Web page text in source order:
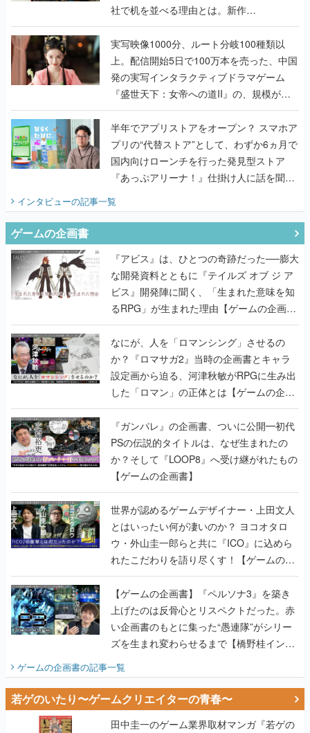
社で机を並べる理由とは。新作
『TATSUJIN EXTREME』で初タッグを組
んだレジェンド2人に訊く開発秘話
実写映像1000分、ルート分岐100種類以
上。配信開始5日で100万本を売った、中国
発の実写インタラクティブドラマゲーム
『盛世天下：女帝への道II』の、規模が違
うこだわりをプロデューサーに聞いた
半年でアプリストアをオープン？ スマホア
プリの“代替ストア”として、わずか6ヵ月で
国内向けローンチを行った発見型ストア
『あっぷアリーナ！』仕掛け人に話を聞い
てみた
インタビューの記事一覧
ゲームの企画書
『アビス』は、ひとつの奇跡だった──膨大
な開発資料とともに『テイルズ オブ ジ ア
ビス』開発陣に聞く、「生まれた意味を知
るRPG」が生まれた理由【ゲームの企画
書】
なにが、人を「ロマンシング」させるの
か？『ロマサガ2』当時の企画書とキャラ
設定画から迫る、河津秋敏がRPGに生み出
した「ロマン」の正体とは【ゲームの企画
書】
『ガンパレ』の企画書、ついに公開━初代
PSの伝説的タイトルは、なぜ生まれたの
か？そして『LOOP8』へ受け継がれたもの
【ゲームの企画書】
世界が認めるゲームデザイナー・上田文人
とはいったい何が凄いのか？ ヨコオタロ
ウ・外山圭一郎らと共に『ICO』に込めら
れたこだわりを語り尽くす！【ゲームの企
画書】
【ゲームの企画書】『ペルソナ3』を築き
上げたのは反骨心とリスペクトだった。赤
い企画書のもとに集った“愚連隊”がシリー
ズを生まれ変わらせるまで【橋野桂インタ
ビュー】
ゲームの企画書の記事一覧
若ゲのいたり〜ゲームクリエイターの青春〜
田中圭一のゲーム業界取材マンガ『若ゲの